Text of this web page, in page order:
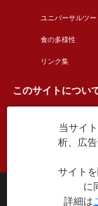
ユニバーサルツー
食の多様性
リンク集
このサイトについ
このサイトについ
お問い合わせ
〒
当サイ
析、広
サイト
に
詳細は